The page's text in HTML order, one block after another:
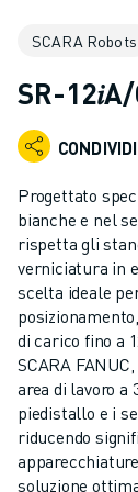
GAMMA ROBOTICA
ACCESSORI PER
SOFTWARE
SOFTWARE DI
AUTOMAZIONE
ROBOT DI
ROBOT
SERIE ARC MATE
SERIE M-900
ROBOT DELTA
ROBOT PER
ROBOT PER LA
ROBOT PER LA
ROBOT SCARA
SCARA Robots
SR-
CONDIVIDI
Progettato
bianche e nel
rispetta gli
verniciatura in
scelta ideale
di carico fino a
SCARA
area di lavoro a
piedistallo e i
riducendo
soluzione